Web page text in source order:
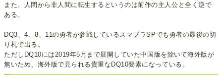
また、人間から非人間に転生するというのは前作の主人公と全く逆で
ある。
DQ3、4、8、11の勇者が参戦しているスマブラSPでも勇者の最後の切
り札で出る。
ただしDQ10には2019年5月まで展開していた中国版を除いて海外版が
無いため、海外版で見られる貴重なDQ10要素になっている。